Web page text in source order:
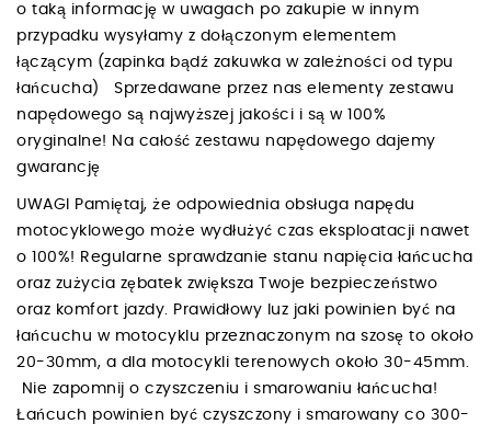
o taką informację w uwagach po zakupie w innym
przypadku wysyłamy z dołączonym elementem
łączącym (zapinka bądź zakuwka w zależności od typu
łańcucha) Sprzedawane przez nas elementy zestawu
napędowego są najwyższej jakości i są w 100%
oryginalne! Na całość zestawu napędowego dajemy
gwarancję
UWAGI Pamiętaj, że odpowiednia obsługa napędu
motocyklowego może wydłużyć czas eksploatacji nawet
o 100%! Regularne sprawdzanie stanu napięcia łańcucha
oraz zużycia zębatek zwiększa Twoje bezpieczeństwo
oraz komfort jazdy. Prawidłowy luz jaki powinien być na
łańcuchu w motocyklu przeznaczonym na szosę to około
20-30mm, a dla motocykli terenowych około 30-45mm.
Nie zapomnij o czyszczeniu i smarowaniu łańcucha!
Łańcuch powinien być czyszczony i smarowany co 300-